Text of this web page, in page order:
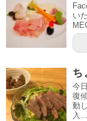
い
ち
今
復
動
入...